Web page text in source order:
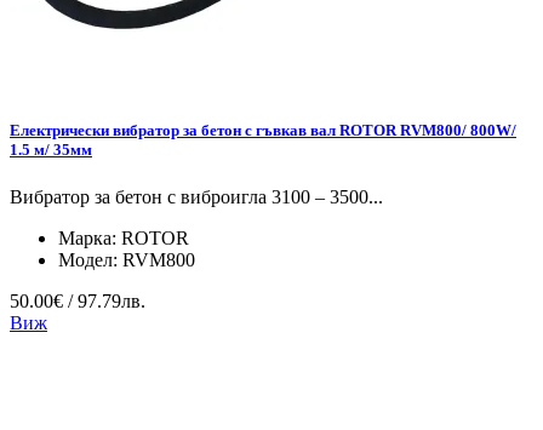
Електрически вибратор за бетон с гъвкав вал ROTOR RVM800/ 800W/
1.5 м/ 35мм
Вибратор за бетон с виброигла 3100 – 3500...
Марка: ROTOR
Модел: RVM800
50.00€ / 97.79лв.
Виж